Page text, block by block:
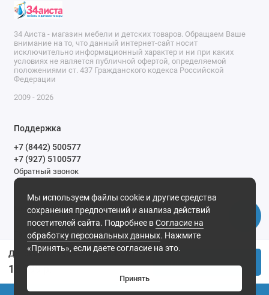
0
Детская прогулочная коляска Indigo Gloss черный
15 999 р.
Мы используем файлы cookie и другие средства
сохранения предпочтений и анализа действий
посетителей сайта. Подробнее вСогласие на
обработку персональных данных. Нажмите
«Принять», если даете согласие на это.
Принять
34 Аиста - магазин мебели и детских товаров. Обращаем Ваше
внимание на то, что данный интернет-сайт носит
исключительно информационный характер и ни при каких
условиях не является публичной офертой, определяемой
положениями ст. 437 Гражданского кодекса Российской
Федерации
2009 - 2026
Поддержка
+7 (8442) 500577
+7 (927) 5100577
Обратный звонок
Мы в сети